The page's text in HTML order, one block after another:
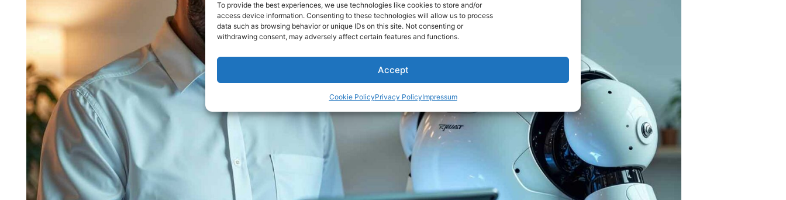
To provide the best experiences, we use technologies like cookies to store and/or
access device information. Consenting to these technologies will allow us to process
data such as browsing behavior or unique IDs on this site. Not consenting or
withdrawing consent, may adversely affect certain features and functions.
Accept
Cookie PolicyPrivacy PolicyImpressum